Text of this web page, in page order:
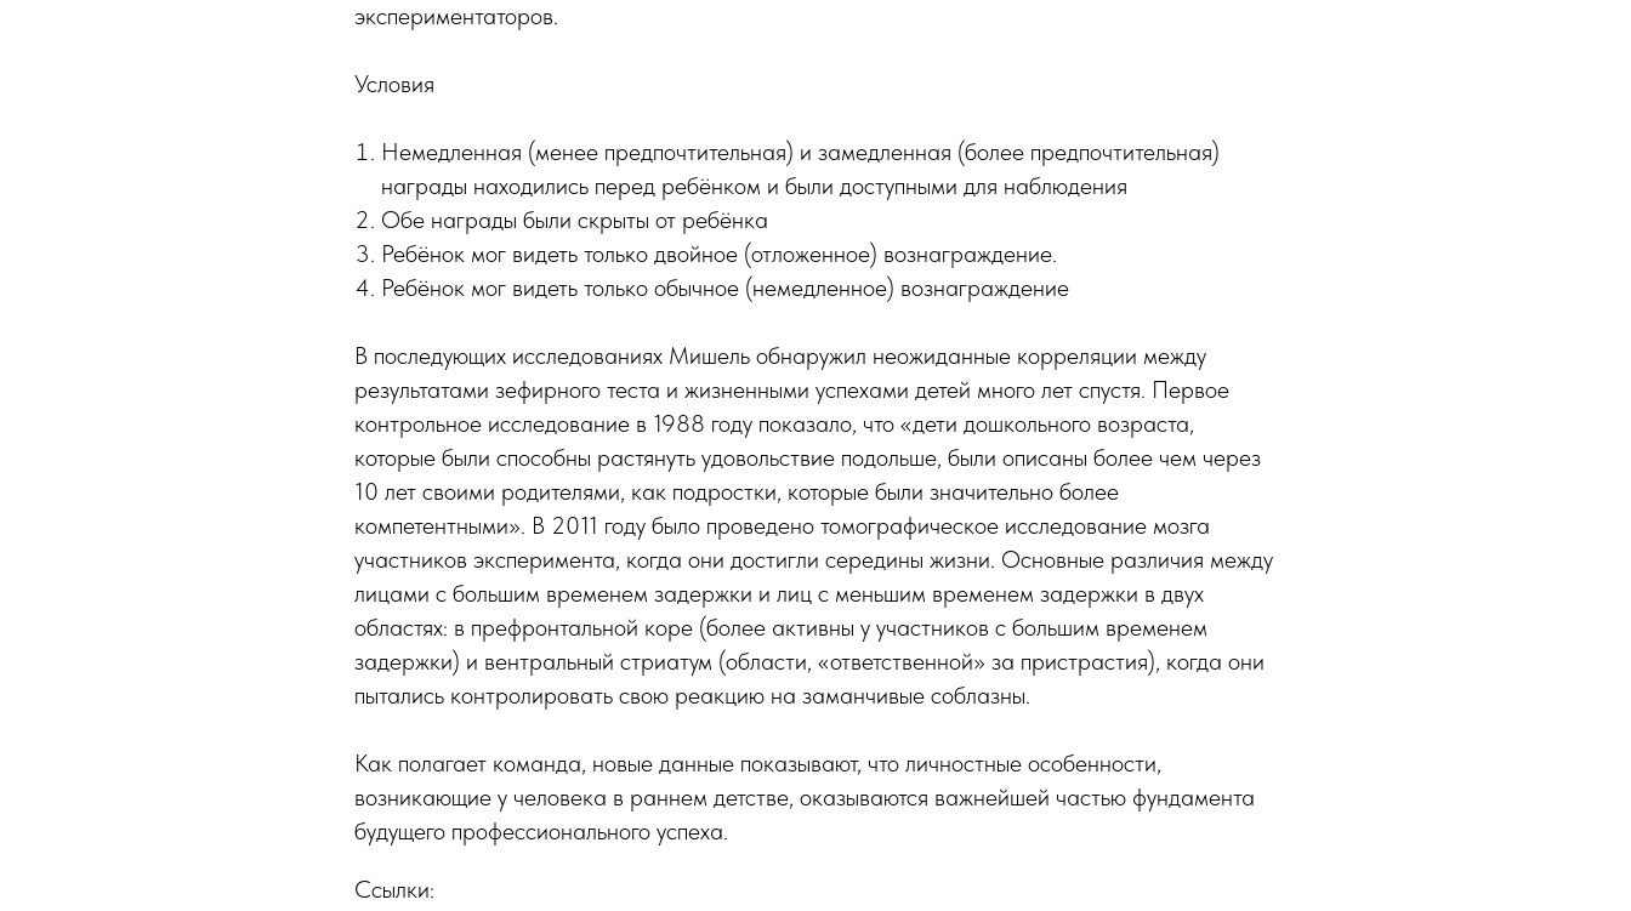
экспериментаторов.
Условия
Немедленная (менее предпочтительная) и замедленная (более предпочтительная)
награды находились перед ребёнком и были доступными для наблюдения
Обе награды были скрыты от ребёнка
Ребёнок мог видеть только двойное (отложенное) вознаграждение.
Ребёнок мог видеть только обычное (немедленное) вознаграждение
В последующих исследованиях Мишель обнаружил неожиданные корреляции между
результатами зефирного теста и жизненными успехами детей много лет спустя. Первое
контрольное исследование в 1988 году показало, что «дети дошкольного возраста,
которые были способны растянуть удовольствие подольше, были описаны более чем через
10 лет своими родителями, как подростки, которые были значительно более
компетентными». В 2011 году было проведено томографическое исследование мозга
участников эксперимента, когда они достигли середины жизни. Основные различия между
лицами с большим временем задержки и лиц с меньшим временем задержки в двух
областях: в префронтальной коре (более активны у участников с большим временем
задержки) и вентральный стриатум (области, «ответственной» за пристрастия), когда они
пытались контролировать свою реакцию на заманчивые соблазны.
Как полагает команда, новые данные показывают, что личностные особенности,
возникающие у человека в раннем детстве, оказываются важнейшей частью фундамента
будущего профессионального успеха.
Ссылки: